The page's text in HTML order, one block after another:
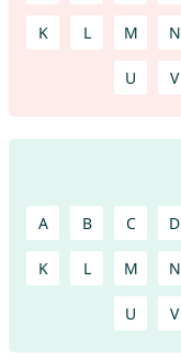
K L M N
U V
A B C D
K L M N
U V